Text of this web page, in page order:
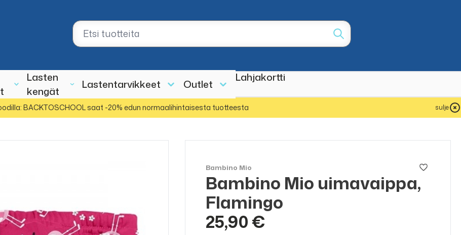
Lasten
kengät
Lastentarvikkeet Outlet
Lahjakortti
BACKTOSCHOOL saat -20% edun normaalihintaisesta tuotteesta sulje
Bambino Mio
Bambino Mio uimavaippa,
Flamingo
25,90 €